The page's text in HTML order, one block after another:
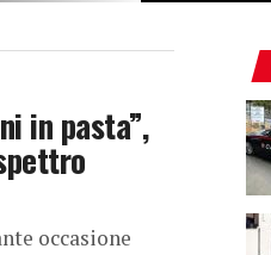
in pasta”,
occasione